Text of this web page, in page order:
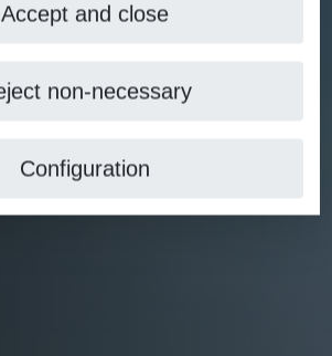
Accept and close
non-necessary
Configuration